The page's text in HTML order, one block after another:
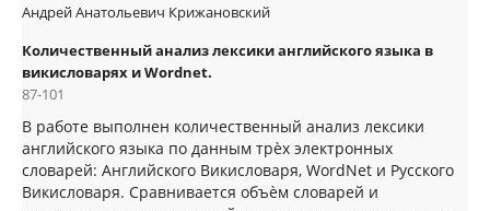
Андрей Анатольевич Крижановский
Количественный анализ лексики английского языка в
викисловарях и Wordnet.
87-101
В работе выполнен количественный анализ лексики
английского языка по данным трѐх электронных
словарей: Английского Викисловаря, WordNet и Русского
Викисловаря. Сравнивается объѐм словарей и